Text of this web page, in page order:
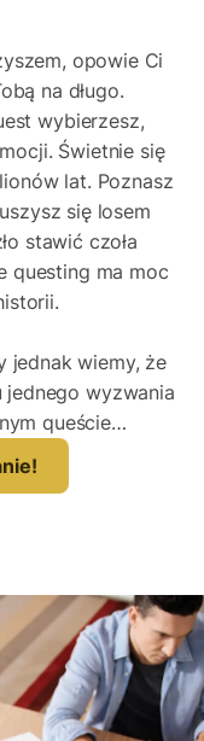
opowie Ci
na długo.
wybierzesz,
Świetnie się
lat. Poznasz
się losem
stawić czoła
questing ma moc
jednak wiemy, że
wyzwania
queście…